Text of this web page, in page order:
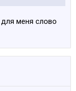
меня слово